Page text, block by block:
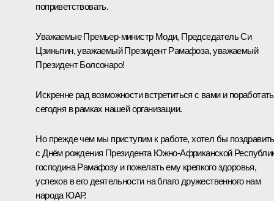
поприветствовать.
Уважаемые Премьер-министр Моди, Председатель Си
Цзиньпин, уважаемый Президент Рамафоза, уважаемый
Президент Болсонаро!
Искренне рад возможности встретиться с вами и поработать
сегодня в рамках нашей организации.
Но прежде чем мы приступим к работе, хотел бы поздравить
с Днём рождения Президента Южно-Африканской
господина Рамафозу и пожелать ему крепкого здоровья,
успехов в его деятельности на благо дружественного нам
народа ЮАР.